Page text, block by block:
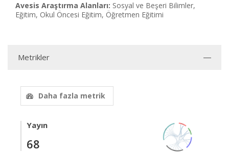
Avesis Araştırma Alanları: Sosyal ve Beşeri Bilimler,
Eğitim, Okul Öncesi Eğitim, Öğretmen Eğitimi
Metrikler
Daha fazla metrik
Yayın
68